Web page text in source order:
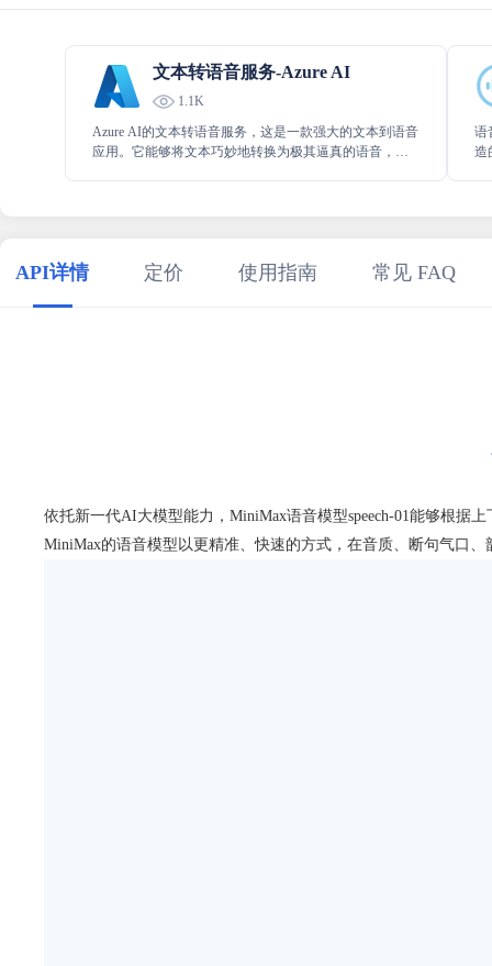
文本转语音服务-Azure AI
1.1K
Azure AI的文本转语音服务，这是一款强大的文本到语音
应用。它能够将文本巧妙地转换为极其逼真的语音，实
语
造
API详情 定价 使用指南 常见 FAQ
依托新一代AI大模型能力，MiniMax语音模型speech-01能够根据
MiniMax的语音模型以更精准、快速的方式，在音质、断句气口